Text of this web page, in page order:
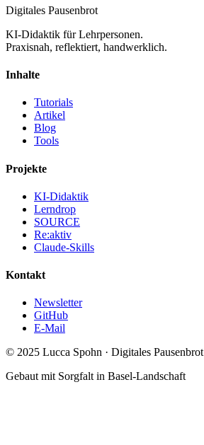
Digitales Pausenbrot
KI-Didaktik für Lehrpersonen.
Praxisnah, reflektiert, handwerklich.
Inhalte
Tutorials
Artikel
Blog
Tools
Projekte
KI-Didaktik
Lerndrop
SOURCE
Re:aktiv
Claude-Skills
Kontakt
Newsletter
GitHub
E-Mail
© 2025 Lucca Spohn · Digitales Pausenbrot
Gebaut mit Sorgfalt in Basel-Landschaft